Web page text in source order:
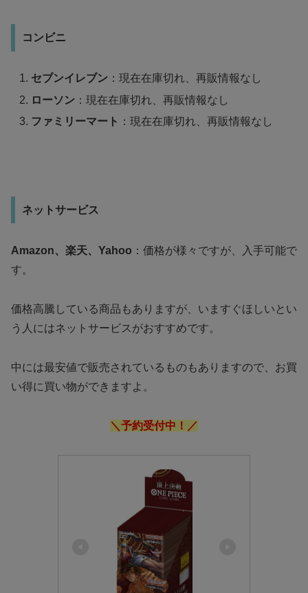
コンビニ
セブンイレブン ：現在在庫切れ、再販情報なし
ローソン ：現在在庫切れ、再販情報なし
ファミリーマート ：現在在庫切れ、再販情報なし
ネットサービス
Amazon、 楽天、 Yahoo ：価格が様々ですが、入手可能で
す。
価格高騰している商品もありますが、いますぐほしいとい
う人にはネットサービスがおすすめです。
中には最安値で販売されているものもありますので、お買
い得に買い物ができますよ。
＼予約受付中！／